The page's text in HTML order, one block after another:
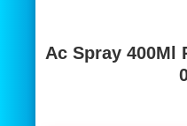
Ac Spray 400Ml